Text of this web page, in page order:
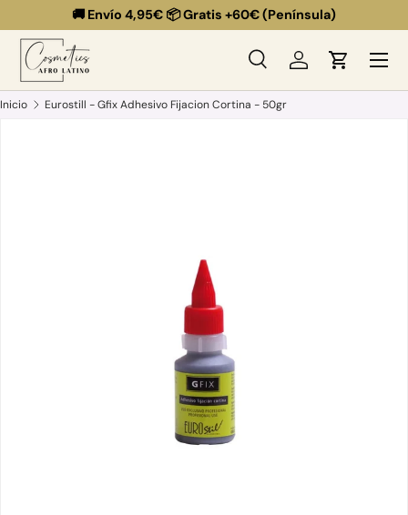
Ir al contenido
🚚 Envío 4,95€ 📦 Gratis +60€ (Península)
Buscar
Buscar
BuscarIniciar sesión
Carrito
Menú
Inicio Eurostill - Gfix Adhesivo Fijacion Cortina - 50gr